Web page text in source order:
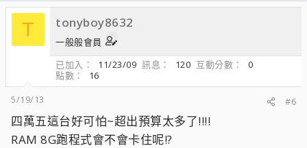
T tonyboy8632
一般般會員
已加入
11/23/09 訊息 120 互動分數
0
點數
16
5/19/13
#6
四萬五這台好可怕~超出預算太多了!!!!
RAM 8G跑程式會不會卡住呢!?